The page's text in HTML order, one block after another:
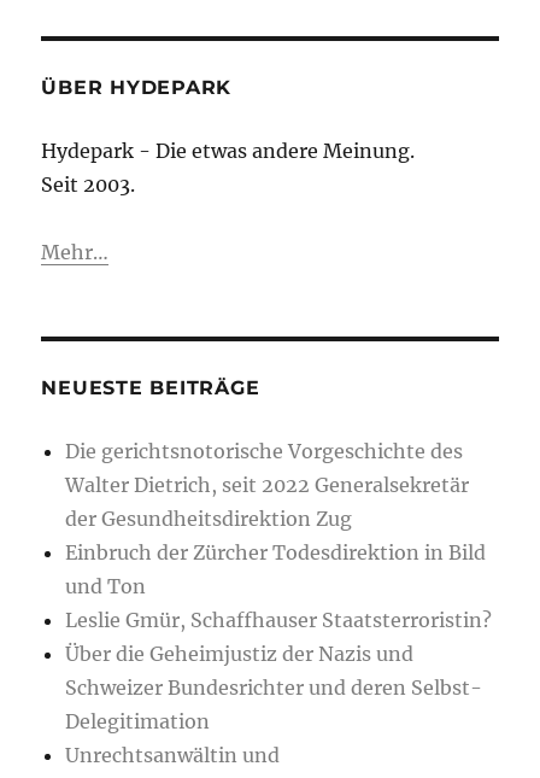
ÜBER HYDEPARK
Hydepark - Die etwas andere Meinung.
Seit 2003.
Mehr…
NEUESTE BEITRÄGE
Die gerichtsnotorische Vorgeschichte des
Walter Dietrich, seit 2022 Generalsekretär
der Gesundheitsdirektion Zug
Einbruch der Zürcher Todesdirektion in Bild
und Ton
Leslie Gmür, Schaffhauser Staatsterroristin?
Über die Geheimjustiz der Nazis und
Schweizer Bundesrichter und deren Selbst-
Delegitimation
Unrechtsanwältin und